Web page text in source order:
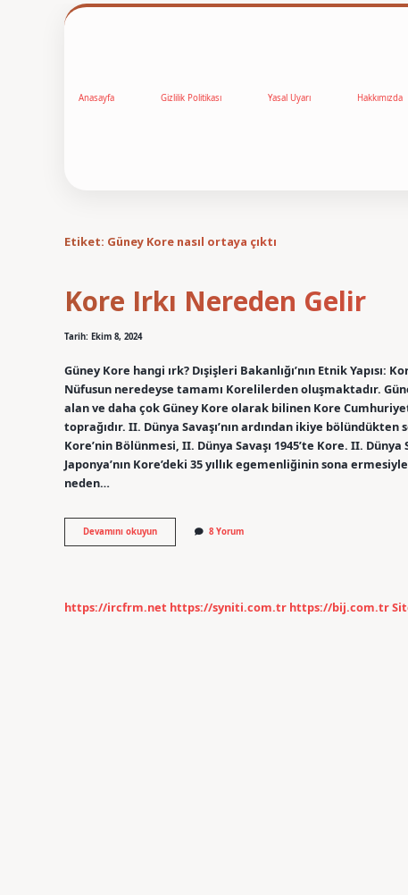
Anasayfa Gizlilik Politikası Yasal Uyarı Hakkımızda
Etiket: Güney Kore nasıl ortaya çıktı
Kore Irkı Nereden Gelir
Tarih: Ekim 8, 2024
Güney Kore hangi ırk? Dışişleri Bakanlığı’nın Etnik
Nüfusun neredeyse tamamı Korelilerden oluşmaktadır.
alan ve daha çok Güney Kore olarak bilinen Kore
toprağıdır. II. Dünya Savaşı’nın ardından ikiye
Kore’nin Bölünmesi, II. Dünya Savaşı 1945’te Kore. II.
Japonya’nın Kore’deki 35 yıllık egemenliğinin sona
neden…
Devamını okuyunKore
Irkı
8 Yorum
https://ircfrm.net https://syniti.com.tr https://bij.com.tr